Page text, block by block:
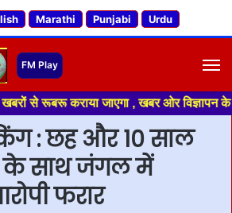
Marathi Punjabi Urdu
कराया जाएगा , खबर ओर विज्ञापन के लिए
: छह और 10 साल
के साथ जंगल में
फरार